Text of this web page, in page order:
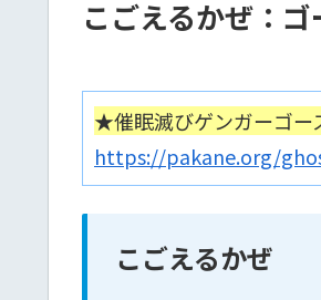
こごえるかぜ：
★催眠滅びゲンガーゴ
https://pakane.org/
こごえるかぜ